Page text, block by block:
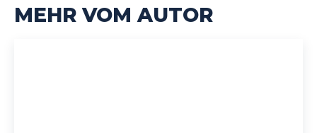
MEHR VOM AUTOR